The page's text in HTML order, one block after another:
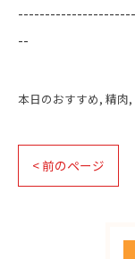
--
本日のおすすめ 精肉
< 前のページ